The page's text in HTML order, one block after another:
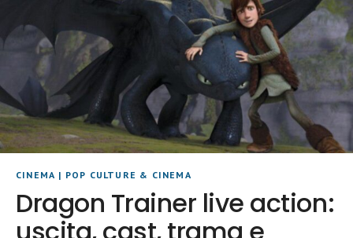
CINEMA | POP CULTURE & CINEMA
Dragon Trainer live action:
uscita, cast, trama e